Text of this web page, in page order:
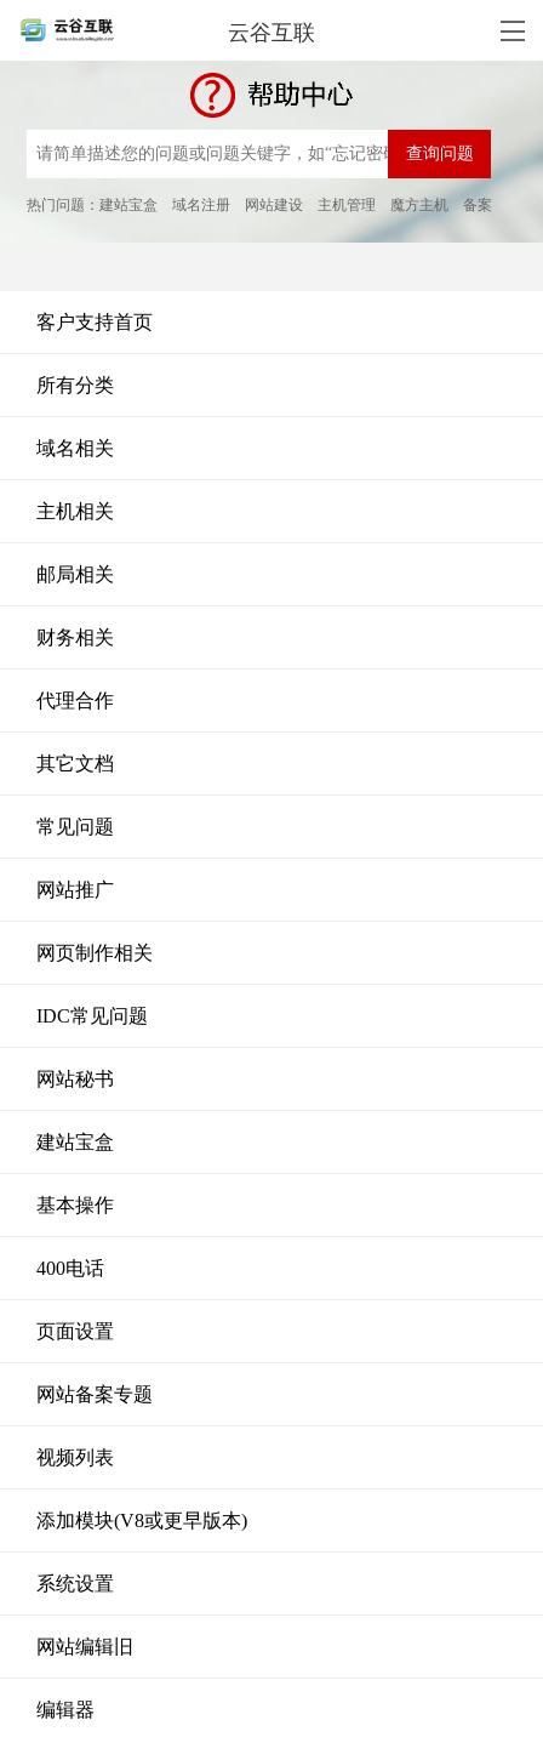
云谷互联
热门问题：建站宝盒 域名注册 网站建设 主机管理 魔方主机 备案
客户支持首页
所有分类
域名相关
主机相关
邮局相关
财务相关
代理合作
其它文档
常见问题
网站推广
网页制作相关
IDC常见问题
网站秘书
建站宝盒
基本操作
400电话
页面设置
网站备案专题
视频列表
添加模块(V8或更早版本)
系统设置
网站编辑旧
编辑器